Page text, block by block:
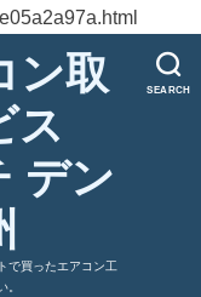
SEARCH
ン取
ス
デン
で買ったエアコン工
。